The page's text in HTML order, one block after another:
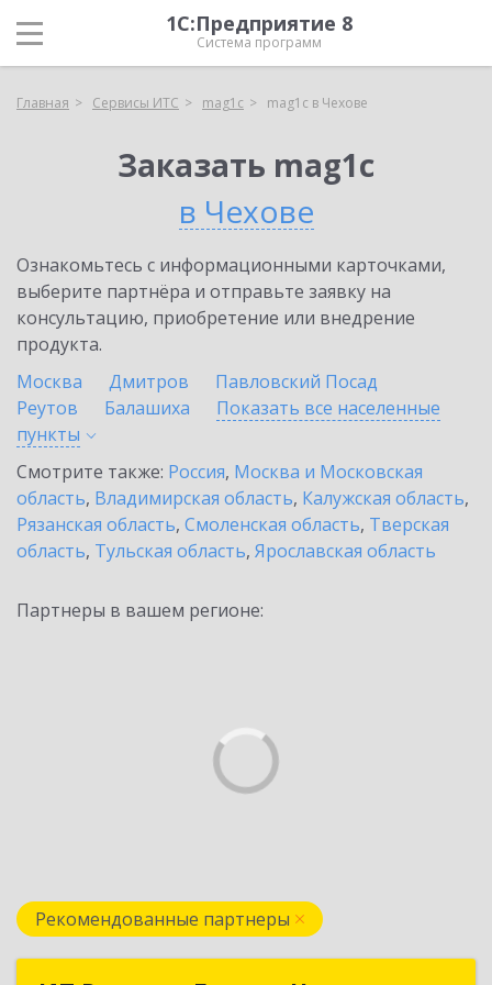
1С:Предприятие 8
Система программ
Главная Сервисы ИТС mag1c mag1c в Чехове
Заказать mag1c
в Чехове
Ознакомьтесь с информационными карточками,
выберите партнёра и отправьте заявку на
консультацию, приобретение или внедрение
продукта.
Москва
Дмитров
Павловский Посад
Реутов
Балашиха
Показать все населенные
пункты
Смотрите также: Россия, Москва и Московская
область, Владимирская область, Калужская область,
Рязанская область, Смоленская область, Тверская
область, Тульская область, Ярославская область
Партнеры в вашем регионе:
Рекомендованные партнеры